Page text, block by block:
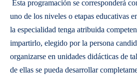
Esta programación se corresponderá
uno de los niveles o etapas educativas
la especialidad tenga atribuida
impartirlo, elegido por la persona
organizarse en unidades didácticas de
de ellas se pueda desarrollar